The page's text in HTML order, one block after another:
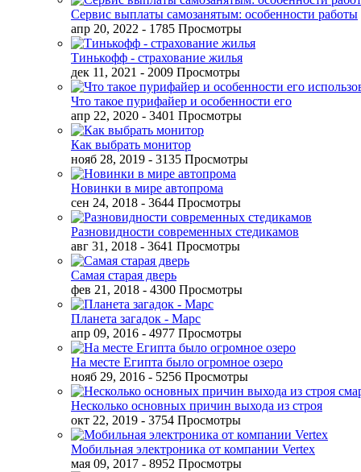
Сервис выплаты самозанятым: особенности работы
апр 20, 2022 - 1785 Просмотры
Тинькофф - страхование жилья
дек 11, 2021 - 2009 Просмотры
Что такое пурифайер и особенности его
апр 22, 2020 - 3401 Просмотры
Как выбрать монитор
нояб 28, 2019 - 3135 Просмотры
Новинки в мире автопрома
сен 24, 2018 - 3644 Просмотры
Разновидности современных стедикамов
авг 31, 2018 - 3641 Просмотры
Самая старая дверь
фев 21, 2018 - 4300 Просмотры
Планета загадок - Марс
апр 09, 2016 - 4977 Просмотры
На месте Египта было огромное озеро
нояб 29, 2016 - 5256 Просмотры
Несколько основных причин выхода из строя
окт 22, 2019 - 3754 Просмотры
Мобильная электроника от компании Vertex
мая 09, 2017 - 8952 Просмотры